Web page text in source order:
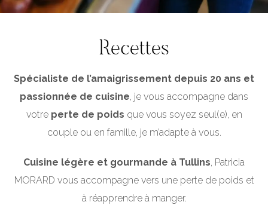
Recettes
Spécialiste de l’amaigrissement depuis 20 ans et
passionnée de cuisine, je vous accompagne dans
votre perte de poids que vous soyez seul(e), en
couple ou en famille, je m’adapte à vous.
Cuisine légère et gourmande à Tullins, Patricia
MORARD vous accompagne vers une perte de poids et
à réapprendre à manger.